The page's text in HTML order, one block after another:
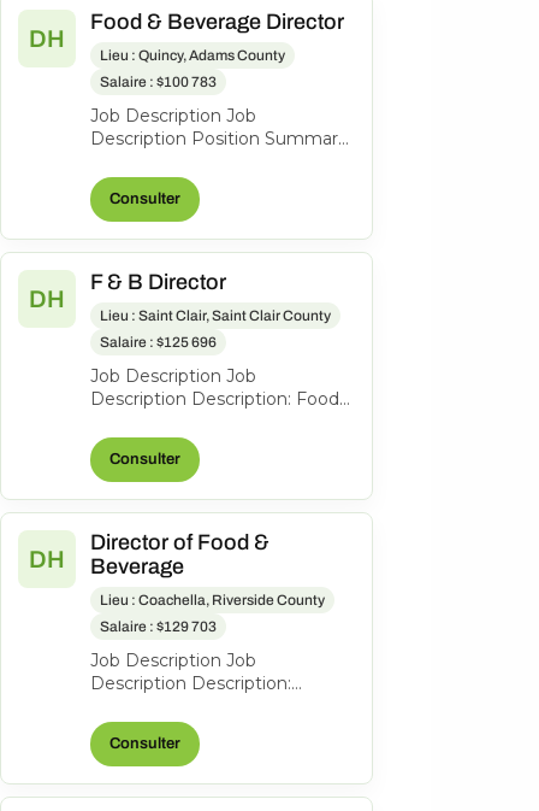
DH
Food & Beverage Director
Lieu : Quincy, Adams County
Salaire : $100 783
Job Description Job
Description Position Summary:
is responsible for providing
leadershi...
Consulter
DH
F & B Director
Lieu : Saint Clair, Saint Clair County
Salaire : $125 696
Job Description Job
Description Description: Food
seeking a dynamic and
experienced Food &...
Consulter
DH
Director of Food &
Beverage
Lieu : Coachella, Riverside County
Salaire : $129 703
Job Description Job
Description Description:
& Beverage, you will be
responsible for over...
Consulter